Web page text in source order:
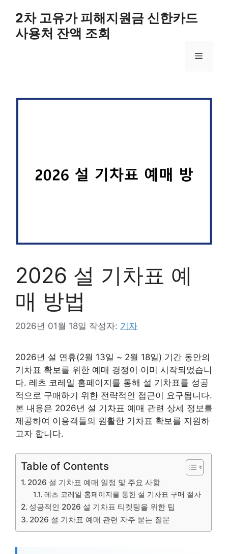
2차 고유가 피해지원금 신한카드
사용처 잔액 조회
메
2026 설 기차표 예
매 방법
2026년 01월 18일 작성자: 기자
2026년 설 연휴(2월 13일 ~ 2월 18일) 기간 동안의
기차표 확보를 위한 예매 경쟁이 이미 시작되었습니
다. 레츠 코레일 홈페이지를 통해 설 기차표를 성공
적으로 구매하기 위한 전략적인 접근이 요구됩니다.
본 내용은 2026년 설 기차표 예매 관련 상세 정보를
제공하여 이용객들의 원활한 기차표 확보를 지원하
고자 합니다.
Table of Contents
2026 설 기차표 예매 일정 및 주요 사항
레츠 코레일 홈페이지를 통한 설 기차표 구매 절차
성공적인 2026 설 기차표 티켓팅을 위한 팁
2026 설 기차표 예매 관련 자주 묻는 질문